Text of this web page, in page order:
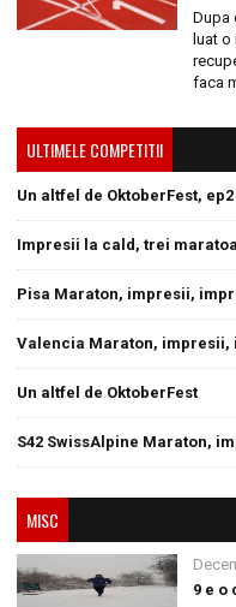
Dupa
luat
faca
ULTIMELE COMPETITII
Un altfel de OktoberFest, ep2
Impresii la cald, trei
Pisa Maraton, impresii,
Valencia Maraton, impresii,
Un altfel de OktoberFest
S42 SwissAlpine Maraton,
MISC
9 e o